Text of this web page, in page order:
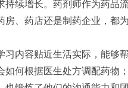
持续增长。药剂师作为药品
房、药店还是制药企业，都
习内容贴近生活实际，能够
如何根据医生处方调配药物